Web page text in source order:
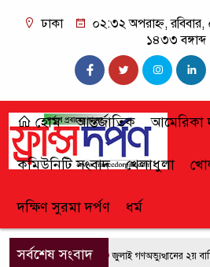
ঢাকা
০২:৩২ অপরাহ্ন,
১৪৩৩ বঙ্গাব্দ
হোম আন্তর্জাতিক আমেরিকা
কমিউনিটি সংবাদ খেলাধুলা
দক্ষিণ সুরমা দর্পণ ধর্ম
সর্বশেষ সংবাদজুলাই গণঅভ্যুত্থানের ২য়